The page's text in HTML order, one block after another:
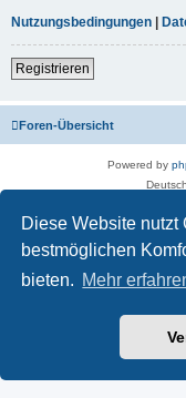
Diese Website nutzt
bestmöglichen
bieten. Mehr
Nutzungsbedingungen |
Registrieren
Foren-Übersicht
Powered by